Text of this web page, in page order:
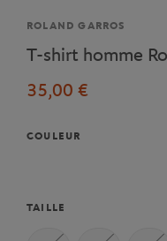
Marque
ROLAND GARROS
T-shirt homme
35,00 €
COULEUR
TAILLE